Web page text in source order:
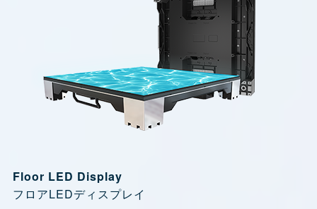
Floor LED Display
フロアLEDディスプレイ